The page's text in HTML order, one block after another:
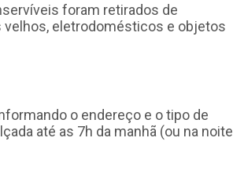
foram retirados de
eletrodomésticos e objetos
o endereço e o tipo de
até as 7h da manhã (ou na noite